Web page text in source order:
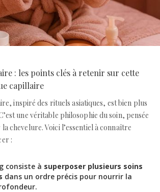
: les points clés à retenir sur cette
capillaire
inspiré des rituels asiatiques, est bien plus
une véritable philosophie du soin, pensée
chevelure. Voici l’essentiel à connaître
:
consiste à superposer plusieurs soins
dans un ordre précis pour nourrir la